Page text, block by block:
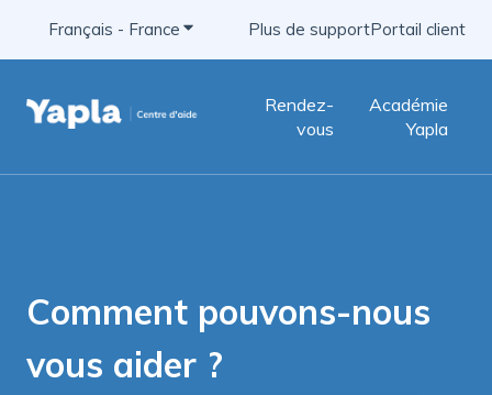
Français - France Afficher le sous-menu pour les
Plus de supportPortail client
Rendez-
vous
Académie
Yapla
Comment pouvons-nous
vous aider ?